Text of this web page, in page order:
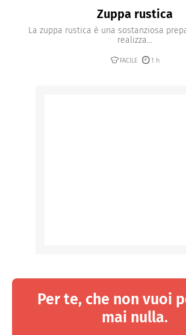
Zuppa rustica
La zuppa rustica è una sostanziosa
realizza...
FACILE 1 h
Per te, che non vuoi
mai nulla.